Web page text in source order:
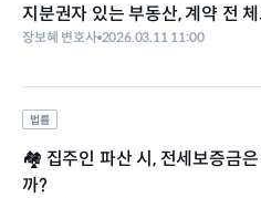
지분권자 있는 부동산, 계약 전
장보혜 변호사 2026.03.11 11:00
법률
🏘️ 집주인 파산 시, 전세보증금은
까?